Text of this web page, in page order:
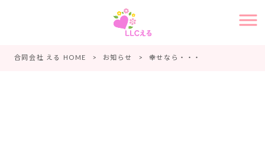
合同会社 える HOME > お知らせ > 幸せなら・・・